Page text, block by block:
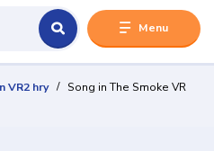
Menu
VR2 hry
Song in The Smoke VR